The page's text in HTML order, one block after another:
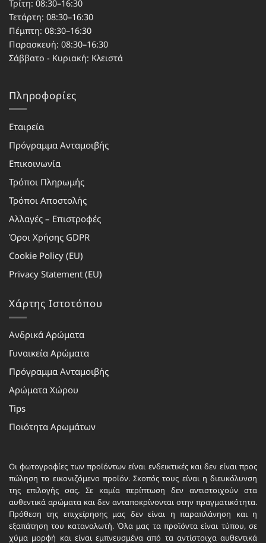
Τρίτη: 08:30–16:30
Τετάρτη: 08:30–16:30
Πέμπτη: 08:30–16:30
Παρασκευή: 08:30–16:30
Σάββατο - Κυριακή: Κλειστά
Πληροφορίες
Εταιρεία
Πρόγραμμα Ανταμοιβής
Επικοινωνία
Τρόποι Πληρωμής
Τρόποι Αποστολής
Αλλαγές – Επιστροφές
Όροι Χρήσης GDPR
Cookie Policy (EU)
Privacy Statement (EU)
Χάρτης Ιστοτόπου
Ανδρικά Αρώματα
Γυναικεία Αρώματα
Πρόγραμμα Ανταμοιβής
Αρώματα Χώρου
Tips
Ποιότητα Αρωμάτων
Οι φωτογραφίες των προϊόντων είναι ενδεικτικές και δεν είναι προς
πώληση το εικονιζόμενο προϊόν. Σκοπός τους είναι η διευκόλυνση
της επιλογής σας. Σε καμία περίπτωση δεν αντιστοιχούν στα
αυθεντικά αρώματα και δεν ανταποκρίνονται στην πραγματικότητα.
Πρόθεση της επιχείρησης μας δεν είναι η παραπλάνηση και η
εξαπάτηση του καταναλωτή. Όλα μας τα προϊόντα είναι τύπου, σε
χύμα μορφή και είναι εμπνευσμένα από τα αντίστοιχα αυθεντικά